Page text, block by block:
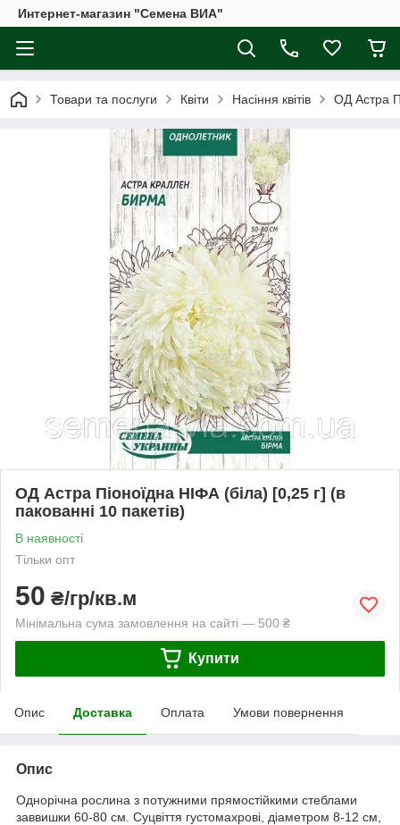
Интернет-магазин "Семена ВИА"
Товари та послуги Квіти Насіння квітів ОД Астра
ОД Астра Піоноїдна НІФА (біла) [0,25 г] (в
пакованні 10 пакетів)
В наявності
Тільки опт
50 ₴/гр/кв.м
Мінімальна сума замовлення на сайті — 500 ₴
Купити
Опис Доставка Оплата Умови повернення
Опис
Однорічна рослина з потужними прямостійкими стеблами
заввишки 60-80 см. Суцвіття густомахрові, діаметром 8-12 см,